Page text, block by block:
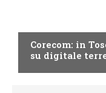
Corecom: in
su digitale